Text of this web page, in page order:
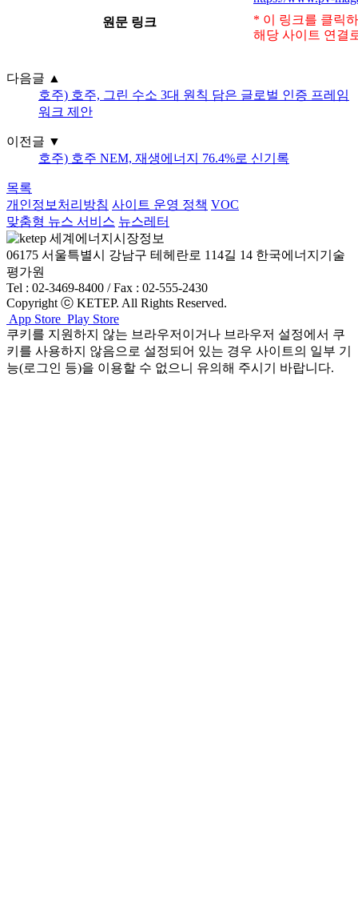
원문 링크
* 이 링크를 클릭
해당 사이트 연결
다음글 ▲
호주) 호주, 그린 수소 3대 원칙 담은 글로벌 인증 프레임
워크 제안
이전글 ▼
호주) 호주 NEM, 재생에너지 76.4%로 신기록
목록
개인정보처리방침 사이트 운영 정책 VOC
맞춤형 뉴스 서비스 뉴스레터
06175 서울특별시 강남구 테헤란로 114길 14 한국에너지기술
평가원
Tel : 02-3469-8400 / Fax : 02-555-2430
Copyright ⓒ KETEP. All Rights Reserved.
App Store Play Store
쿠키를 지원하지 않는 브라우저이거나 브라우저 설정에서 쿠
키를 사용하지 않음으로 설정되어 있는 경우 사이트의 일부 기
능(로그인 등)을 이용할 수 없으니 유의해 주시기 바랍니다.